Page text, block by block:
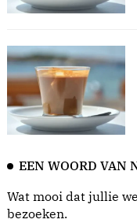
EEN WOORD VAN
Wat mooi dat jullie
bezoeken.